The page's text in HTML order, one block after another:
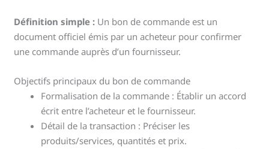
Définition simple : Un bon de commande est un
document officiel émis par un acheteur pour confirmer
une commande auprès d’un fournisseur.
Objectifs principaux du bon de commande
Formalisation de la commande : Établir un accord
écrit entre l’acheteur et le fournisseur.
Détail de la transaction : Préciser les
produits/services, quantités et prix.